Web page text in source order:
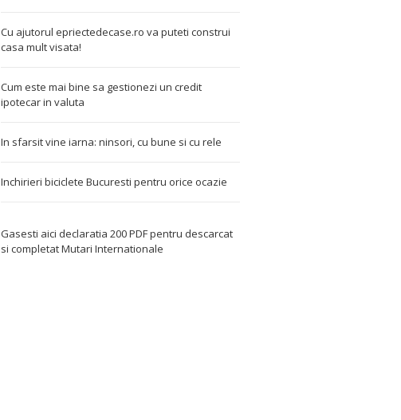
Cu ajutorul epriectedecase.ro va puteti construi
casa mult visata!
Cum este mai bine sa gestionezi un credit
ipotecar in valuta
In sfarsit vine iarna: ninsori, cu bune si cu rele
Inchirieri biciclete Bucuresti pentru orice ocazie
Gasesti aici declaratia 200 PDFpentru descarcat
si completatMutari Internationale